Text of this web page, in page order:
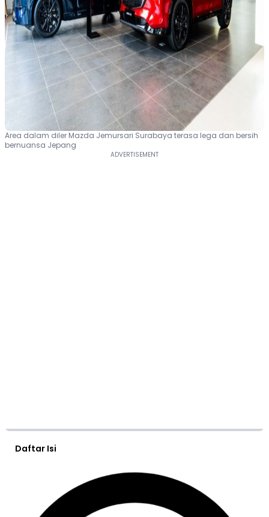
Area dalam diler Mazda Jemursari Surabaya terasa lega dan bersih
bernuansa Jepang
Daftar Isi